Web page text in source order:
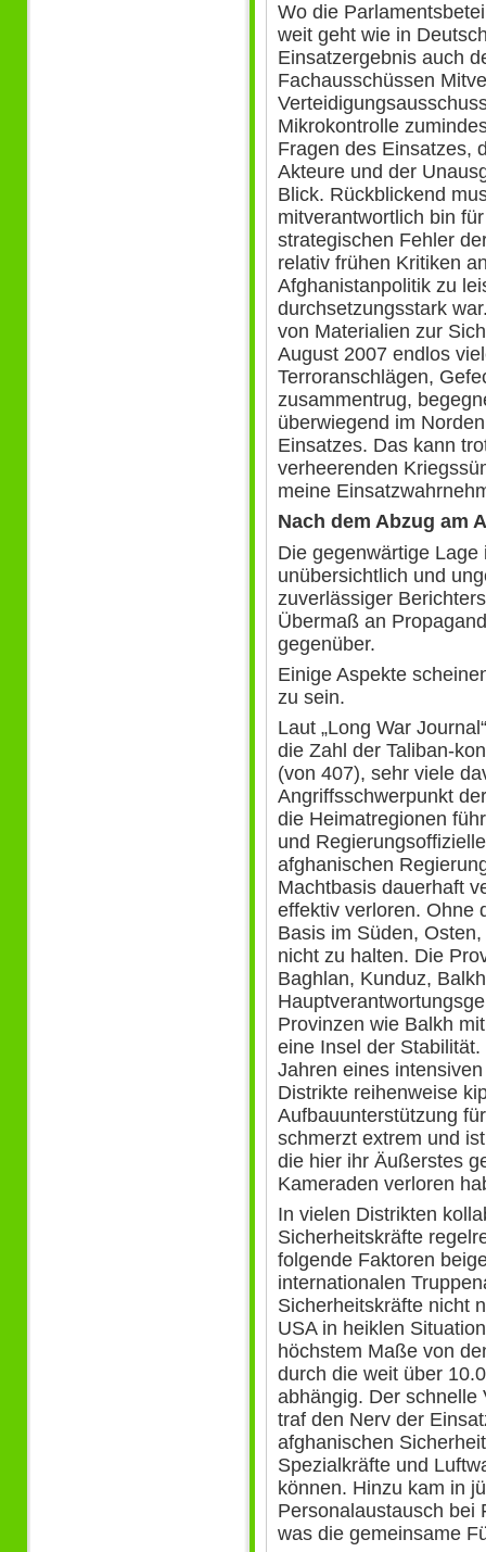
Wo die
weit geht wie in
Einsatzergebnis auch
Fachausschüssen
Mikrokontrolle
Fragen des Einsatzes,
Akteure und der
Blick. Rückblickend
mitverantwortlich bin
strategischen Fehler
relativ frühen Kritiken
Afghanistanpolitik zu
durchsetzungsstark
von Materialien zur
August 2007 endlos
Terroranschlägen,
zusammentrug,
überwiegend im
Einsatzes. Das kann
verheerenden
meine
Nach dem Abzug am
Die gegenwärtige
unübersichtlich und
zuverlässiger
Übermaß an
gegenüber.
Einige Aspekte
zu sein.
Laut „Long War
die Zahl der Taliban-
(von 407), sehr viele
Angriffsschwerpunkt
die Heimatregionen
und
afghanischen
Machtbasis dauerhaft
effektiv verloren. Ohne
Basis im Süden,
nicht zu halten. Die
Baghlan, Kunduz,
Provinzen wie Balkh
eine Insel der
Jahren eines
Distrikte reihenweise
Aufbauunterstützung
schmerzt extrem und
die hier ihr Äußerstes
Kameraden verloren
In vielen Distrikten
Sicherheitskräfte
folgende Faktoren
internationalen
Sicherheitskräfte nicht
USA in heiklen
höchstem Maße von
durch die weit über
abhängig. Der schnelle
traf den Nerv der
afghanischen
Spezialkräfte und
können. Hinzu kam in
Personalaustausch bei
was die gemeinsame